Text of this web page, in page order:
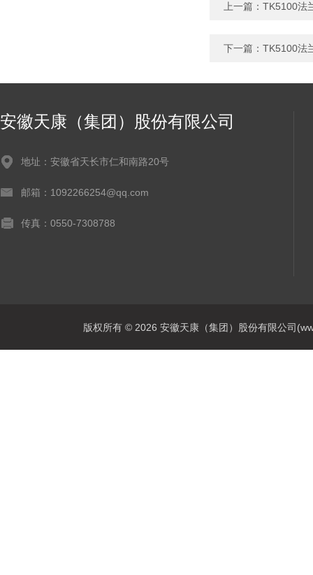
上一篇： TK5100法
下一篇： TK5100法
安徽天康（集团）股份有限公司
地址：安徽省天长市仁和南路20号
邮箱：1092266254@qq.com
传真：0550-7308788
版权所有 © 2026 安徽天康（集团）股份有限公司